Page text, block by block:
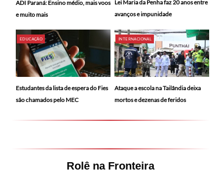
ADI Paraná: Ensino médio, mais voos
e muito mais
Lei Maria da Penha faz 20 anos entre
avanços e impunidade
EDUCAÇÃO
Estudantes da lista de espera do Fies
são chamados pelo MEC
INTERNACIONAL
Ataque a escola na Tailândia deixa
mortos e dezenas de feridos
Rolê na Fronteira